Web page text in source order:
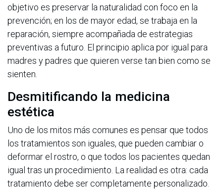
objetivo es preservar la naturalidad con foco en la
prevención; en los de mayor edad, se trabaja en la
reparación, siempre acompañada de estrategias
preventivas a futuro. El principio aplica por igual para
madres y padres que quieren verse tan bien como se
sienten.
Desmitificando la medicina
estética
Uno de los mitos más comunes es pensar que todos
los tratamientos son iguales, que pueden cambiar o
deformar el rostro, o que todos los pacientes quedan
igual tras un procedimiento. La realidad es otra: cada
tratamiento debe ser completamente personalizado.